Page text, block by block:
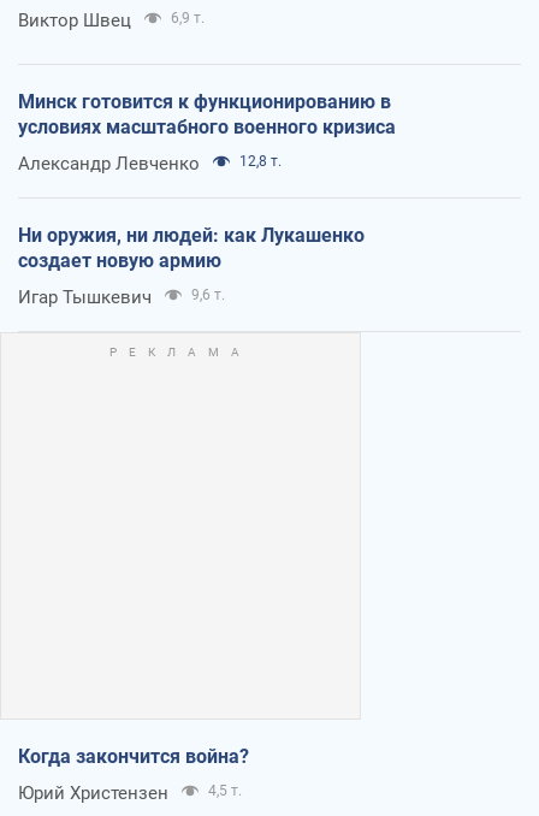
Виктор Швец 6,9 т.
Минск готовится к функционированию в
условиях масштабного военного кризиса
Александр Левченко 12,8 т.
Ни оружия, ни людей: как Лукашенко
создает новую армию
Игар Тышкевич 9,6 т.
Когда закончится война?
Юрий Христензен 4,5 т.